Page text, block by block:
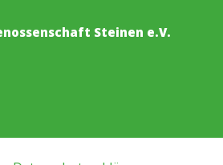
Steinen e.V.